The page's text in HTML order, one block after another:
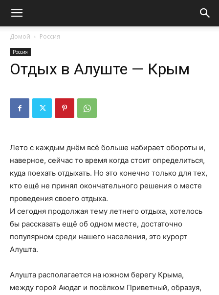
Домой Россия
Россия
Отдых в Алуште — Крым
Лето с каждым днём всё больше набирает обороты и,
наверное, сейчас то время когда стоит определиться,
куда поехать отдыхать. Но это конечно только для тех,
кто ещё не принял окончательного решения о месте
проведения своего отдыха.
И сегодня продолжая тему летнего отдыха, хотелось
бы рассказать ещё об одном месте, достаточно
популярном среди нашего населения, это курорт
Алушта.
Алушта располагается на южном берегу Крыма,
между горой Аюдаг и посёлком Приветный, образуя,